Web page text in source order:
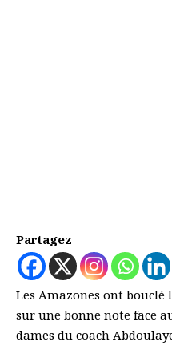
Partagez
Les Amazones ont
sur une bonne note face
dames du coach